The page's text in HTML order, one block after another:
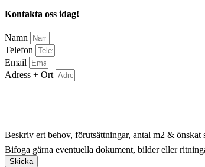
Kontakta oss idag!
Namn
Telefon
Email
Adress + Ort
Beskriv ert behov, förutsättningar, antal m2 & önskat
Bifoga gärna eventuella dokument, bilder eller
Skicka